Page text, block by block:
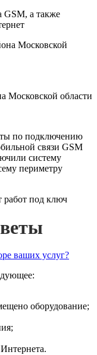
GSM, а также
Московской области
по подключению
связи GSM
систему
периметру
под ключ
ваших услуг?
оборудование;